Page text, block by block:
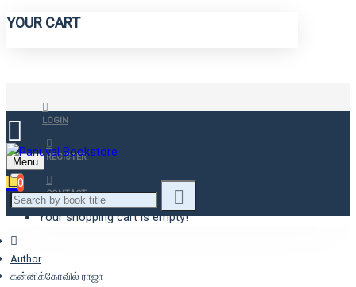
YOUR CART
LOGIN
REGISTER
CONTACT
Menu
0
Your shopping cart is empty!
Author
கன்னிக்கோவில் ராஜா